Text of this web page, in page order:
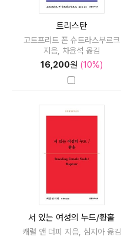
트리스탄
고트프리트 폰 슈트라스부르크
지음, 차윤석 옮김
16,200원 (10%)
서 있는 여성의 누드/황홀
캐럴 앤 더피 지음, 심지아 옮김